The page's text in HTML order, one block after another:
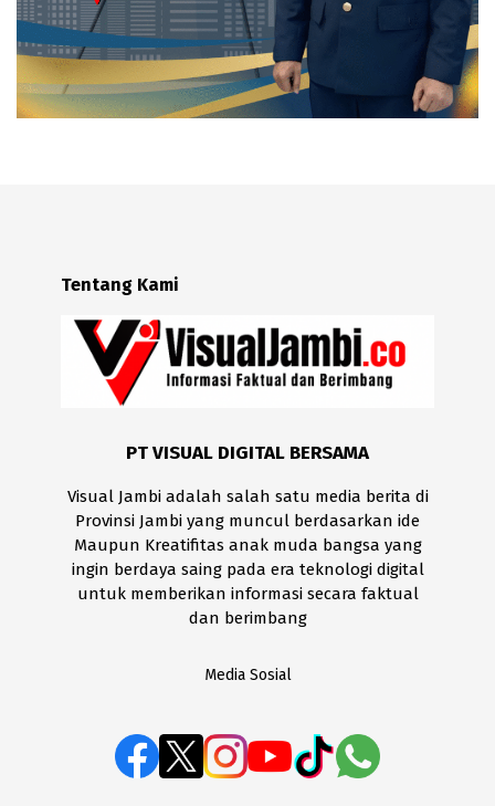
Tentang Kami
PT VISUAL DIGITAL BERSAMA
Visual Jambi adalah salah satu media berita di
Provinsi Jambi yang muncul berdasarkan ide
Maupun Kreatifitas anak muda bangsa yang
ingin berdaya saing pada era teknologi digital
untuk memberikan informasi secara faktual
dan berimbang
Media Sosial